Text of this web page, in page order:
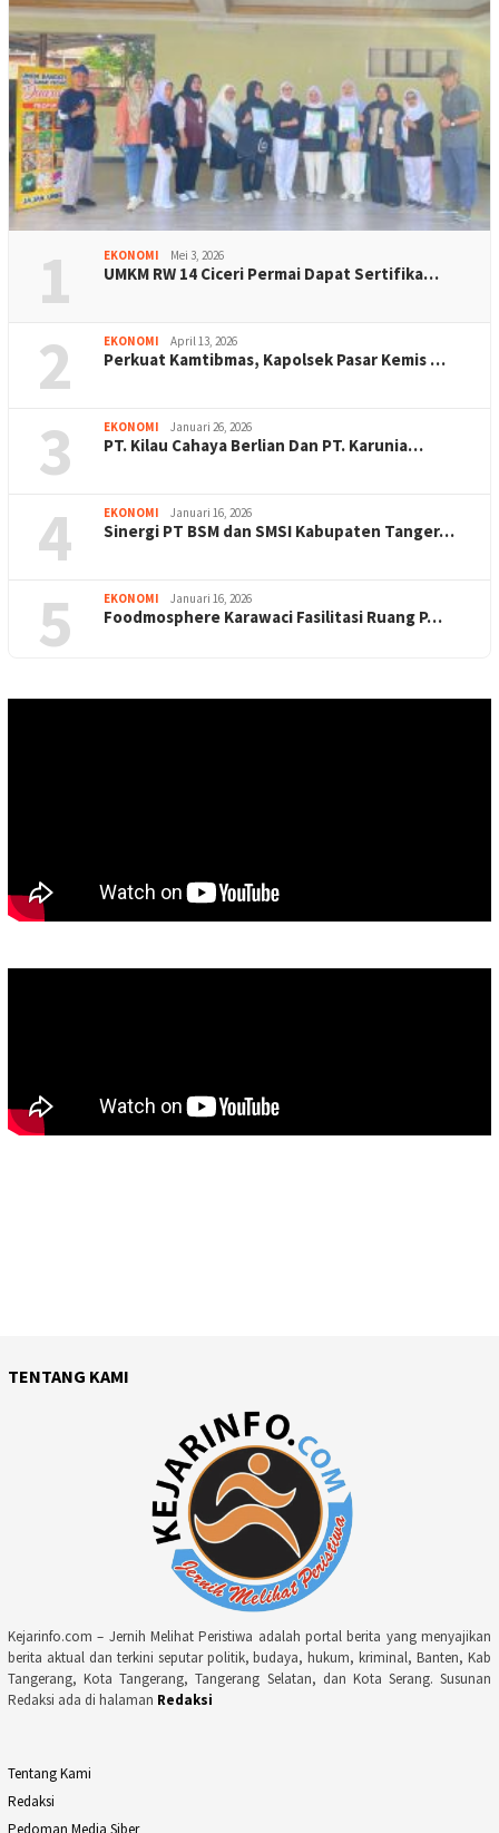
1 EKONOMI Mei 3, 2026
UMKM RW 14 Ciceri Permai Dapat Sertifika…
2 EKONOMI April 13, 2026
Perkuat Kamtibmas, Kapolsek Pasar Kemis …
3 EKONOMI Januari 26, 2026
PT. Kilau Cahaya Berlian Dan PT. Karunia…
4 EKONOMI Januari 16, 2026
Sinergi PT BSM dan SMSI Kabupaten Tanger…
5 EKONOMI Januari 16, 2026
Foodmosphere Karawaci Fasilitasi Ruang P…
TENTANG KAMI
Kejarinfo.com – Jernih Melihat Peristiwa adalah portal berita yang menyajikan
berita aktual dan terkini seputar politik, budaya, hukum, kriminal, Banten, Kab
Tangerang, Kota Tangerang, Tangerang Selatan, dan Kota Serang. Susunan
Redaksi ada di halaman Redaksi
Tentang Kami
Redaksi
Pedoman Media Siber